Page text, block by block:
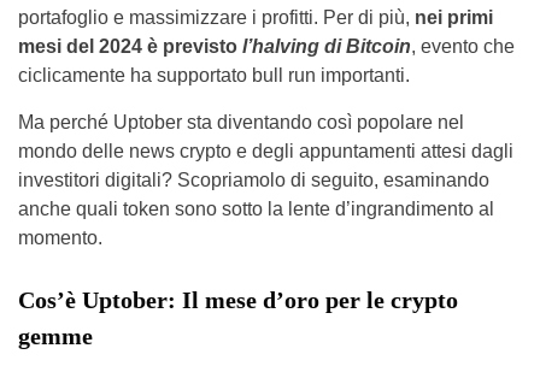
portafoglio e massimizzare i profitti. Per di più, nei primi
mesi del 2024 è previsto l’halving di Bitcoin, evento che
ciclicamente ha supportato bull run importanti.
Ma perché Uptober sta diventando così popolare nel
mondo delle news crypto e degli appuntamenti attesi dagli
investitori digitali? Scopriamolo di seguito, esaminando
anche quali token sono sotto la lente d’ingrandimento al
momento.
Cos’è Uptober: Il mese d’oro per le crypto
gemme